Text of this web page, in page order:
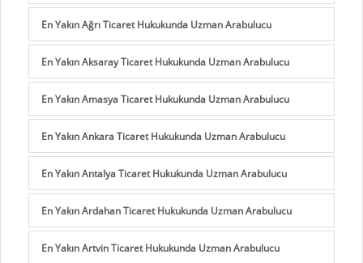
En Yakın Ağrı Ticaret Hukukunda Uzman Arabulucu
En Yakın Aksaray Ticaret Hukukunda Uzman Arabulucu
En Yakın Amasya Ticaret Hukukunda Uzman Arabulucu
En Yakın Ankara Ticaret Hukukunda Uzman Arabulucu
En Yakın Antalya Ticaret Hukukunda Uzman Arabulucu
En Yakın Ardahan Ticaret Hukukunda Uzman Arabulucu
En Yakın Artvin Ticaret Hukukunda Uzman Arabulucu